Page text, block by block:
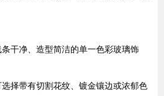
干净、造型简洁的单一色彩玻璃饰
择带有切割花纹、镀金镶边或浓郁色